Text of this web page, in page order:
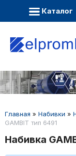
Каталог
Главная » Набивки »
GAMBIT тип 6491
Набивка